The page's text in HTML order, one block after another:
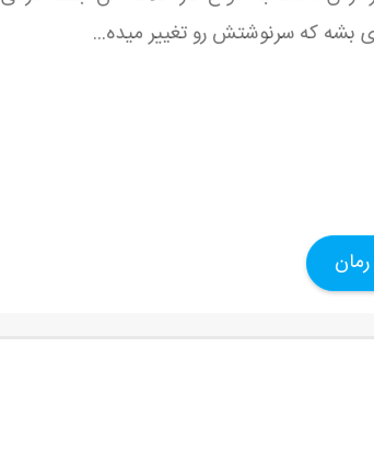
بشه که سرنوشتش رو تغییر میده...